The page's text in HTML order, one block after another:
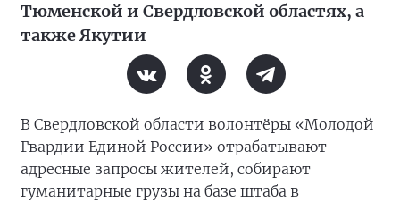
Тюменской и Свердловской областях, а
также Якутии
В Свердловской области волонтёры «Молодой
Гвардии Единой России» отрабатывают
адресные запросы жителей, собирают
гуманитарные грузы на базе штаба в